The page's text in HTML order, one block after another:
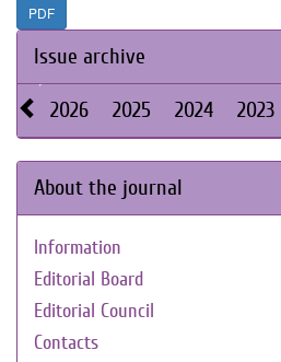
PDF
Issue archive
2026 2025 2024 2023
About the journal
Information
Editorial Board
Editorial Council
Contacts